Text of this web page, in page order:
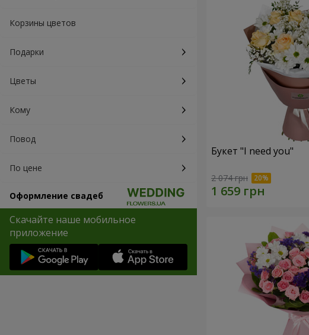
Корзины цветов
Подарки
Цветы
Кому
Повод
По цене
Оформление свадеб
Скачайте наше мобильное
приложение
Букет "I need you"
2 074 грн